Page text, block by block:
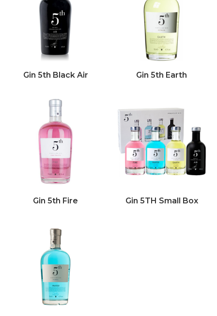
Gin 5th Black Air Gin 5th Earth
Gin 5th Fire Gin 5TH Small Box